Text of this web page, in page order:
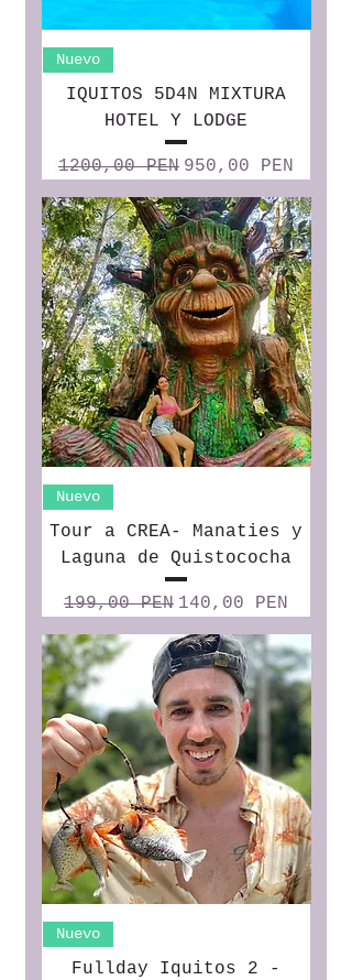
Nuevo
IQUITOS 5D4N MIXTURA
HOTEL Y LODGE
Precio
1200,00 PEN Precio de oferta
950,00 PEN
Nuevo
Tour a CREA- Manaties y
Laguna de Quistococha
Precio
199,00 PEN Precio de oferta
140,00 PEN
Nuevo
Fullday Iquitos 2 -